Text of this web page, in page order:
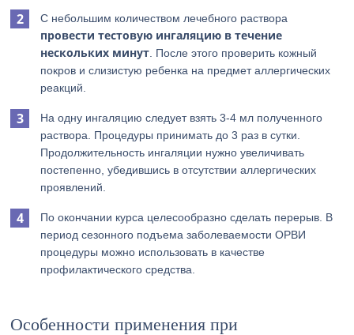
С небольшим количеством лечебного раствора
провести тестовую ингаляцию в течение
нескольких минут . После этого проверить кожный
покров и слизистую ребенка на предмет аллергических
реакций.
На одну ингаляцию следует взять 3-4 мл полученного
раствора. Процедуры принимать до 3 раз в сутки.
Продолжительность ингаляции нужно увеличивать
постепенно, убедившись в отсутствии аллергических
проявлений.
По окончании курса целесообразно сделать перерыв. В
период сезонного подъема заболеваемости ОРВИ
процедуры можно использовать в качестве
профилактического средства.
Особенности применения при